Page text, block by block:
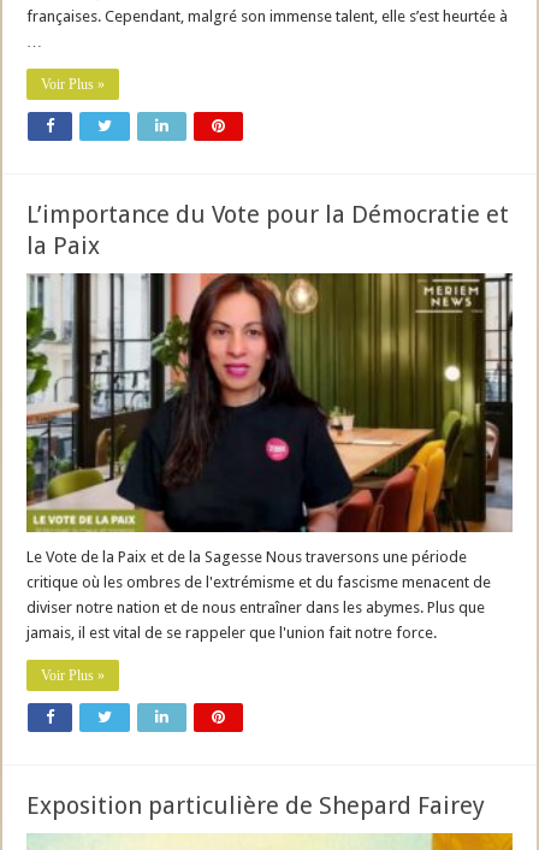
françaises. Cependant, malgré son immense talent, elle s’est heurtée à
…
Voir Plus »
L’importance du Vote pour la Démocratie et
la Paix
Le Vote de la Paix et de la Sagesse Nous traversons une période
critique où les ombres de l'extrémisme et du fascisme menacent de
diviser notre nation et de nous entraîner dans les abymes. Plus que
jamais, il est vital de se rappeler que l'union fait notre force.
Voir Plus »
Exposition particulière de Shepard Fairey